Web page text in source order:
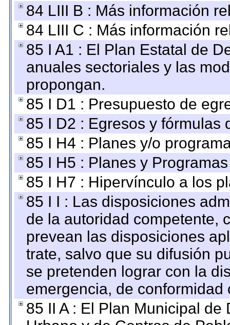
84 LIII B : Más información
84 LIII C : Más información
85 I A1 : El Plan Estatal de
anuales sectoriales y las
propongan.
85 I D1 : Presupuesto de
85 I D2 : Egresos y fórmulas
85 I H4 : Planes y/o
85 I H5 : Planes y
85 I H7 : Hipervínculo a los
85 I I : Las disposiciones
de la autoridad competente,
prevean las disposiciones
trate, salvo que su difusión
se pretenden lograr con la
emergencia, de
85 II A : El Plan Municipal